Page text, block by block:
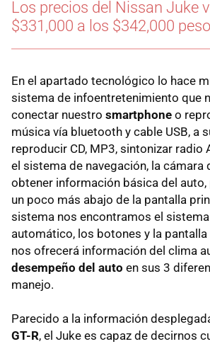
Los precios del Nissan Juke
$331,000 a los $342,000
En el apartado tecnológico lo hace
sistema de infoentretenimiento que
conectar nuestro smartphone o
música vía bluetooth y cable USB, a
reproducir CD, MP3, sintonizar radio
el sistema de navegación, la cámara
obtener información básica del
un poco más abajo de la pantalla
sistema nos encontramos el
automático, los botones y la
nos ofrecerá información del clima
desempeño del auto en sus 3
manejo.
Parecido a la información
GT-R, el Juke es capaz de decirnos